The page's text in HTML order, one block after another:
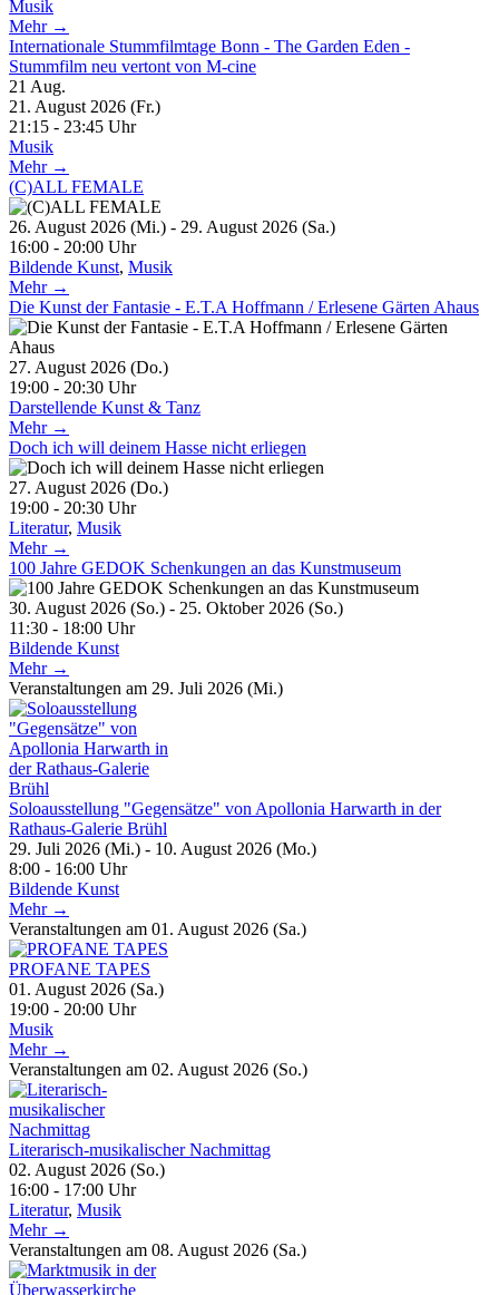
Musik
Mehr →
Internationale Stummfilmtage Bonn - The Garden Eden -
Stummfilm neu vertont von M-cine
21 Aug.
21. August 2026 (Fr.)
21:15 - 23:45 Uhr
Musik
Mehr →
(C)ALL FEMALE
26. August 2026 (Mi.) - 29. August 2026 (Sa.)
16:00 - 20:00 Uhr
Bildende Kunst, Musik
Mehr →
Die Kunst der Fantasie - E.T.A Hoffmann / Erlesene Gärten Ahaus
27. August 2026 (Do.)
19:00 - 20:30 Uhr
Darstellende Kunst & Tanz
Mehr →
Doch ich will deinem Hasse nicht erliegen
27. August 2026 (Do.)
19:00 - 20:30 Uhr
Literatur, Musik
Mehr →
100 Jahre GEDOK Schenkungen an das Kunstmuseum
30. August 2026 (So.) - 25. Oktober 2026 (So.)
11:30 - 18:00 Uhr
Bildende Kunst
Mehr →
Veranstaltungen am 29. Juli 2026 (Mi.)
Soloausstellung "Gegensätze" von Apollonia Harwarth in der
Rathaus-Galerie Brühl
29. Juli 2026 (Mi.) - 10. August 2026 (Mo.)
8:00 - 16:00 Uhr
Bildende Kunst
Mehr →
Veranstaltungen am 01. August 2026 (Sa.)
PROFANE TAPES
01. August 2026 (Sa.)
19:00 - 20:00 Uhr
Musik
Mehr →
Veranstaltungen am 02. August 2026 (So.)
Literarisch-musikalischer Nachmittag
02. August 2026 (So.)
16:00 - 17:00 Uhr
Literatur, Musik
Mehr →
Veranstaltungen am 08. August 2026 (Sa.)